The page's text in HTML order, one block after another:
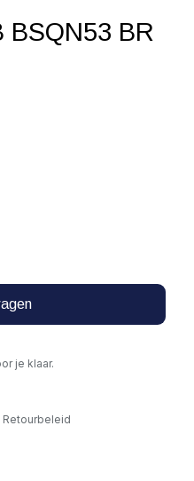
BSQN53 BR
je klaar.
Retourbeleid